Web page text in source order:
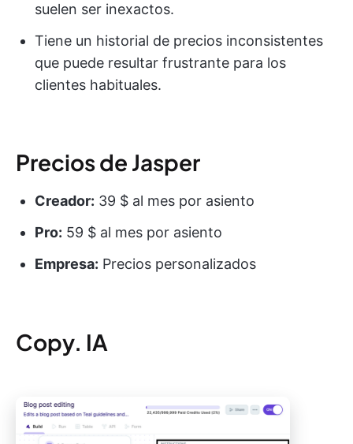
suelen ser inexactos.
Tiene un historial de precios inconsistentes
que puede resultar frustrante para los
clientes habituales.
Precios de Jasper
Creador: 39 $ al mes por asiento
Pro: 59 $ al mes por asiento
Empresa: Precios personalizados
Copy. IA